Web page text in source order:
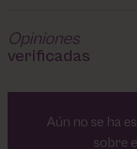
Opiniones
verificadas
Aún no se ha
sobre